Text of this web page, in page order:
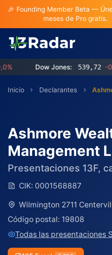
🎉 Founding Member Beta —
meses de Pro gratis.
Dow Jones: 539,72 -0,6%
Inicio Declarantes
Ashmore
Management
Presentaciones 13F,
CIK: 0001568887
Wilmington 2711
Código postal: 19808
Todas las presentaciones